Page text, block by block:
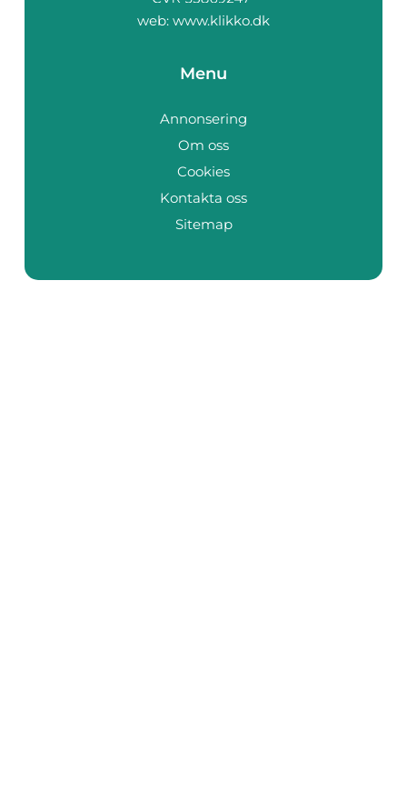
web: www.klikko.dk
Menu
Annonsering
Om oss
Cookies
Kontakta oss
Sitemap